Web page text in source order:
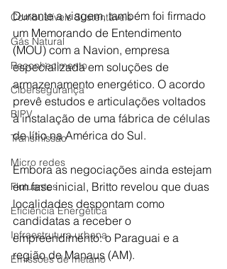
Combustíveis Sustentáveis
Gás Natural
Reconhecimento
Cibersegurança
BIPV
Transmissão
Micro redes
Flutuantes
Eficiência Energética
Infraestrutura urbana
Emissões de metano
Durante a viagem, também foi firmado
um Memorando de Entendimento
(MOU) com a Navion, empresa
especializada em soluções de
armazenamento energético. O acordo
prevê estudos e articulações voltados
à instalação de uma fábrica de células
de lítio na América do Sul.
Embora as negociações ainda estejam
em fase inicial, Britto revelou que duas
localidades despontam como
candidatas a receber o
empreendimento: o Paraguai e a
região de Manaus (AM).